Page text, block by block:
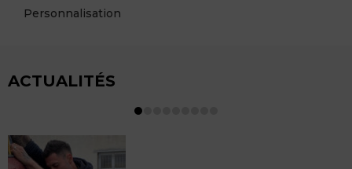
Personnalisation
ACTUALITÉS